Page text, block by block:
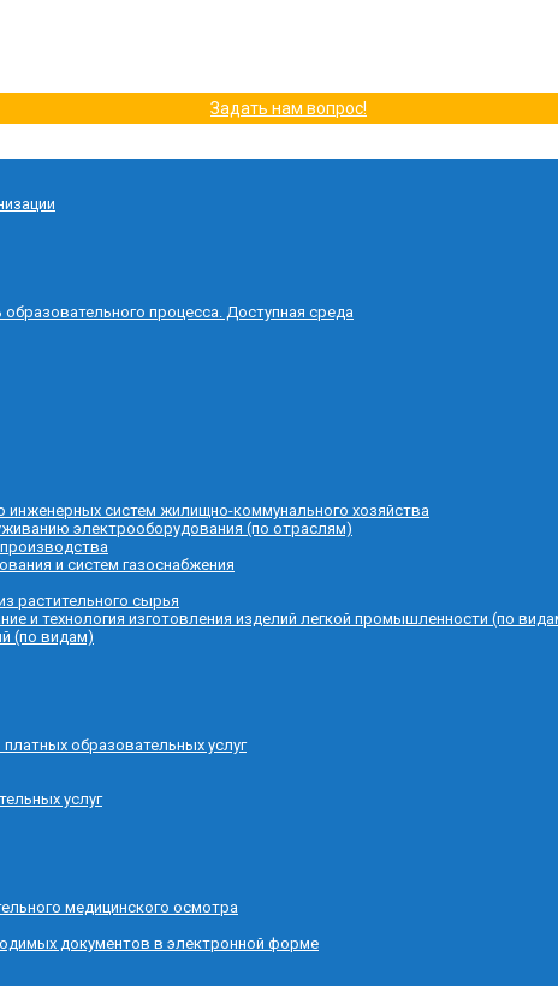
Задать нам вопрос!
процесса. Доступная среда
систем жилищно-коммунального хозяйства
электрооборудования (по отраслям)
и систем газоснабжения
растительного сырья
и технология изготовления изделий легкой промышленности (по
(по видам)
образовательных услуг
услуг
медицинского осмотра
документов в электронной форме